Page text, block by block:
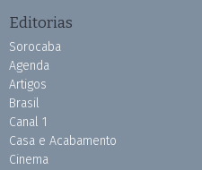
Editorias
Sorocaba
Agenda
Artigos
Brasil
Canal 1
Casa e Acabamento
Cinema